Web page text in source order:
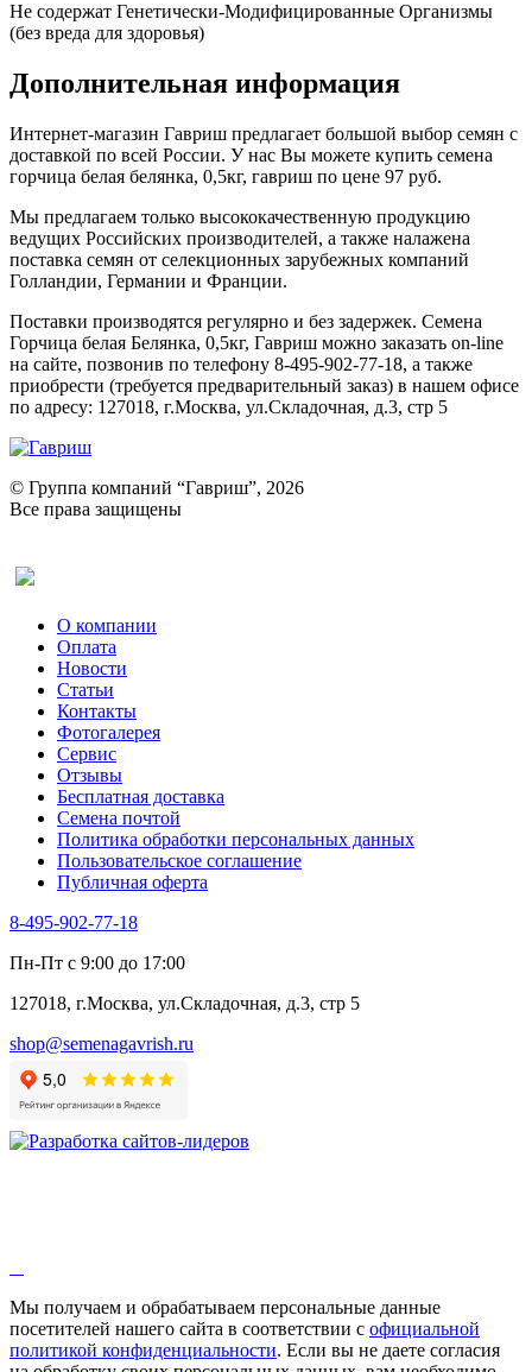
Не содержат Генетически-Модифицированные Организмы
(без вреда для здоровья)
Дополнительная информация
Интернет-магазин Гавриш предлагает большой выбор семян с
доставкой по всей России. У нас Вы можете купить семена
горчица белая белянка, 0,5кг, гавриш по цене 97 руб.
Мы предлагаем только высококачественную продукцию
ведущих Российских производителей, а также налажена
поставка семян от селекционных зарубежных компаний
Голландии, Германии и Франции.
Поставки производятся регулярно и без задержек. Семена
Горчица белая Белянка, 0,5кг, Гавриш можно заказать on-line
на сайте, позвонив по телефону 8-495-902-77-18, а также
приобрести (требуется предварительный заказ) в нашем офисе
по адресу: 127018, г.Москва, ул.Складочная, д.3, стр 5
© Группа компаний “Гавриш”, 2026
Все права защищены
О компании
Оплата
Новости
Статьи
Контакты
Фотогалерея​
Сервис
Отзывы
Бесплатная доставка
Семена почтой
Политика обработки персональных данных
Пользовательское соглашение
Публичная оферта
8-495-902-77-18
Пн-Пт с 9:00 до 17:00
127018, г.Москва, ул.Складочная, д.3, стр 5
shop@semenagavrish.ru
Мы получаем и обрабатываем персональные данные
посетителей нашего сайта в соответствии с официальной
политикой конфиденциальности. Если вы не даете согласия